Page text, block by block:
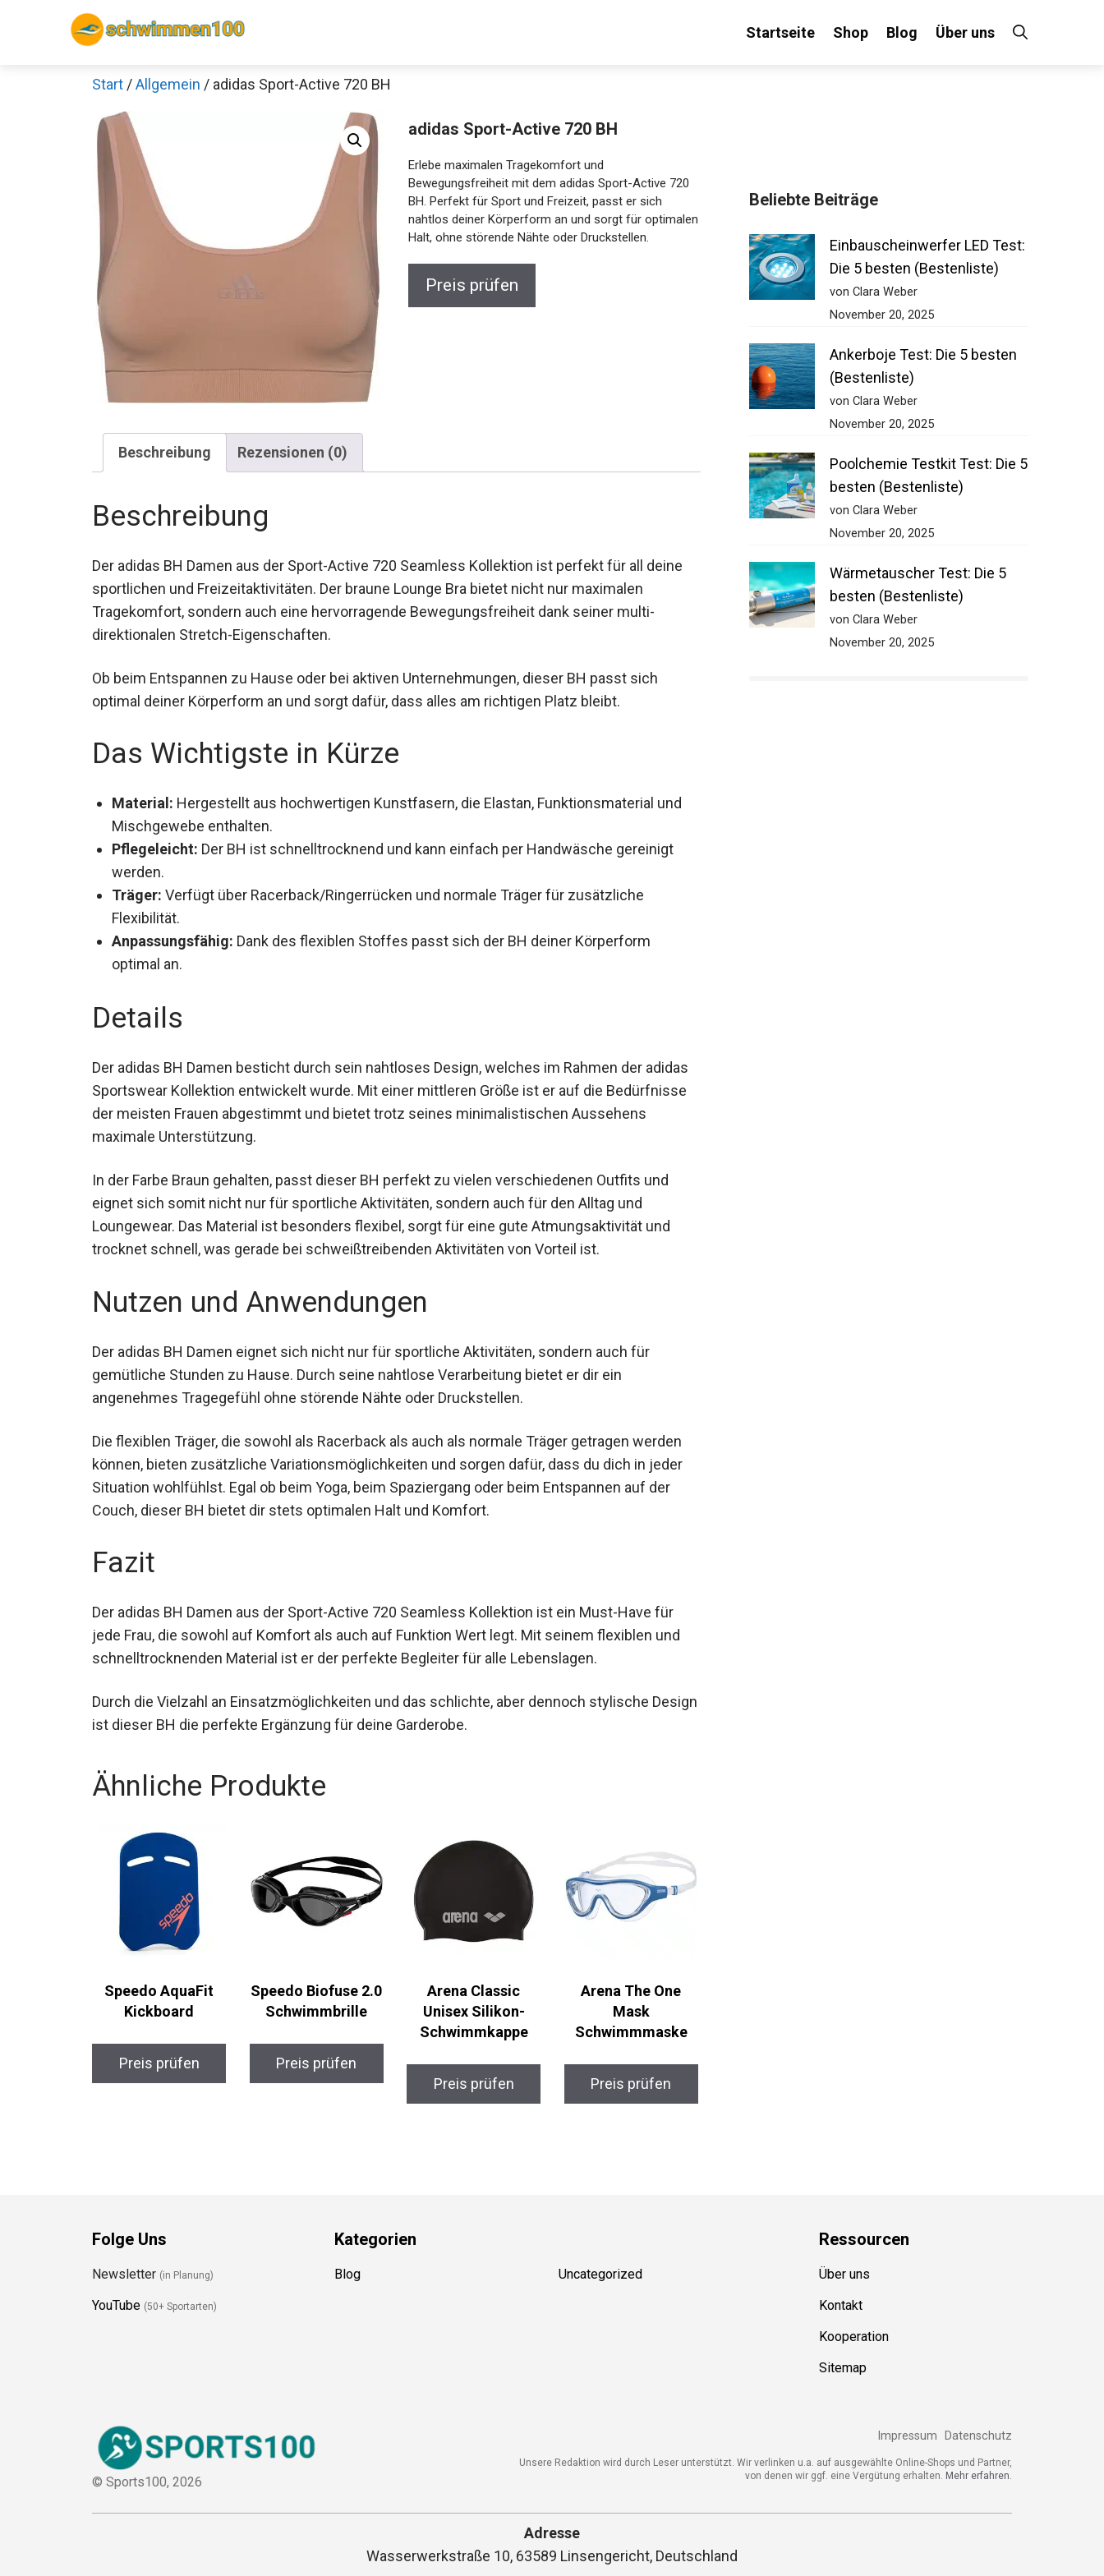
Startseite Shop Blog Über uns
Start /Allgemein / adidas Sport-Active 720 BH
adidas Sport-Active 720 BH
Erlebe maximalen Tragekomfort und
Bewegungsfreiheit mit dem adidas Sport-Active 720
BH. Perfekt für Sport und Freizeit, passt er sich
nahtlos deiner Körperform an und sorgt für
optimalen Halt, ohne störende Nähte oder
Preis prüfen
Beschreibung Rezensionen (0)
Beschreibung
Der adidas BH Damen aus der Sport-Active 720 Seamless Kollektion ist perfekt für all deine
sportlichen und Freizeitaktivitäten. Der braune Lounge Bra bietet nicht nur maximalen
Tragekomfort, sondern auch eine hervorragende Bewegungsfreiheit dank seiner multi-
direktionalen Stretch-Eigenschaften.
Ob beim Entspannen zu Hause oder bei aktiven Unternehmungen, dieser BH passt sich
optimal deiner Körperform an und sorgt dafür, dass alles am richtigen Platz bleibt.
Das Wichtigste in Kürze
Material: Hergestellt aus hochwertigen Kunstfasern, die Elastan, Funktionsmaterial und
Mischgewebe enthalten.
Pflegeleicht: Der BH ist schnelltrocknend und kann einfach per Handwäsche gereinigt
werden.
Träger: Verfügt über Racerback/Ringerrücken und normale Träger für zusätzliche
Flexibilität.
Anpassungsfähig: Dank des flexiblen Stoffes passt sich der BH deiner Körperform
optimal an.
Details
Der adidas BH Damen besticht durch sein nahtloses Design, welches im Rahmen der adidas
Sportswear Kollektion entwickelt wurde. Mit einer mittleren Größe ist er auf die Bedürfnisse
der meisten Frauen abgestimmt und bietet trotz seines minimalistischen Aussehens
maximale Unterstützung.
In der Farbe Braun gehalten, passt dieser BH perfekt zu vielen verschiedenen Outfits und
eignet sich somit nicht nur für sportliche Aktivitäten, sondern auch für den Alltag und
Loungewear. Das Material ist besonders flexibel, sorgt für eine gute Atmungsaktivität und
trocknet schnell, was gerade bei schweißtreibenden Aktivitäten von Vorteil ist.
Nutzen und Anwendungen
Der adidas BH Damen eignet sich nicht nur für sportliche Aktivitäten, sondern auch für
gemütliche Stunden zu Hause. Durch seine nahtlose Verarbeitung bietet er dir ein
angenehmes Tragegefühl ohne störende Nähte oder Druckstellen.
Die flexiblen Träger, die sowohl als Racerback als auch als normale Träger getragen werden
können, bieten zusätzliche Variationsmöglichkeiten und sorgen dafür, dass du dich in jeder
Situation wohlfühlst. Egal ob beim Yoga, beim Spaziergang oder beim Entspannen auf der
Couch, dieser BH bietet dir stets optimalen Halt und Komfort.
Fazit
Der adidas BH Damen aus der Sport-Active 720 Seamless Kollektion ist ein Must-Have für
jede Frau, die sowohl auf Komfort als auch auf Funktion Wert legt. Mit seinem flexiblen und
schnelltrocknenden Material ist er der perfekte Begleiter für alle Lebenslagen.
Durch die Vielzahl an Einsatzmöglichkeiten und das schlichte, aber dennoch stylische
Design ist dieser BH die perfekte Ergänzung für deine Garderobe.
Ähnliche Produkte
Speedo AquaFit
Kickboard
Preis prüfen
Speedo Biofuse 2.0
Schwimmbrille
Preis prüfen
Arena Classic
Unisex Silikon-
Schwimmkappe
Preis prüfen
Arena The One
Mask
Schwimmmaske
Preis prüfen
Beliebte Beiträge
Einbauscheinwerfer LED
Test: Die 5 besten
(Bestenliste)
von Clara Weber
Ankerboje Test: Die 5 besten
(Bestenliste)
von Clara Weber
Poolchemie Testkit Test: Die
5 besten (Bestenliste)
von Clara Weber
Wärmetauscher Test: Die 5
besten (Bestenliste)
von Clara Weber
Folge Uns
Newsletter(in Planung)
YouTube (50+ Sportarten)
Kategorien
Blog Uncategorized
Ressourcen
Über uns
Kontakt
Kooperation
Sitemap
© Sports100, 2026
Impressum Datenschutz
Unsere Redaktion wird durch Leser unterstützt. Wir verlinken u.a. auf ausgewählte Online-Shops und Partner,
von denen wir ggf. eine Vergütung erhalten.
Mehr erfahren.
Adresse
Wasserwerkstraße 10, 63589 Linsengericht, Deutschland
Jetzt anschauen